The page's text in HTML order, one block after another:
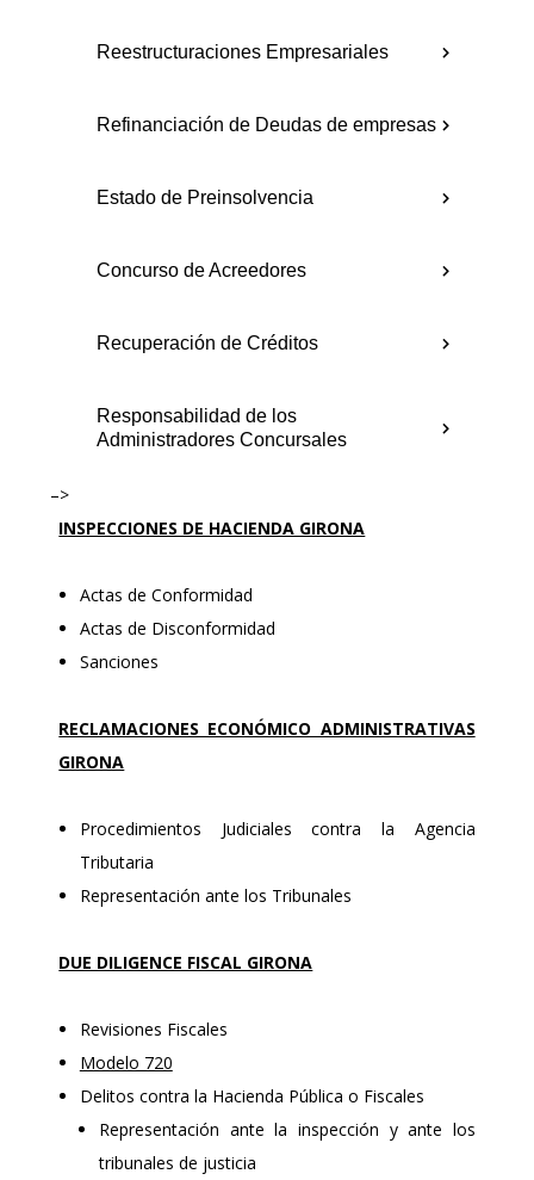
Reestructuraciones Empresariales
Refinanciación de Deudas de empresas
Estado de Preinsolvencia
Concurso de Acreedores
Recuperación de Créditos
Responsabilidad de los
Administradores Concursales
–>
INSPECCIONES DE HACIENDA GIRONA
Actas de Conformidad
Actas de Disconformidad
Sanciones
RECLAMACIONES ECONÓMICO ADMINISTRATIVAS
GIRONA
Procedimientos Judiciales contra la Agencia
Tributaria
Representación ante los Tribunales
DUE DILIGENCE FISCAL GIRONA
Revisiones Fiscales
Modelo 720
Delitos contra la Hacienda Pública o Fiscales
Representación ante la inspección y ante los
tribunales de justicia